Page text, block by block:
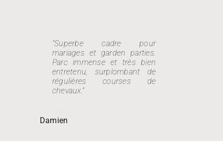
“Superbe cadre pour
mariages et garden parties.
Parc immense et très bien
entretenu, surplombant de
régulières courses de
chevaux.”
Damien
“Magnifique château ! À
couper le souffle. Nous
avions un mariage et étions
heureux de découvrir ce bijou
de patrimoine.”
“Magnifique… Idéal pour y
célébrer un mariage pas
comme les autre.”
Flore